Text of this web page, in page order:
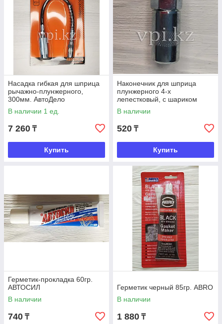
Насадка гибкая для шприца
рычажно-плунжерного,
300мм. АвтоДело
В наличии 1 ед.
7 260 ₸
Купить
Наконечник для шприца
плунжерного 4-х
лепестковый, с шариком
Automaster
В наличии
520 ₸
Купить
Герметик-прокладка 60гр.
АВТОСИЛ
В наличии
740 ₸
Герметик черный 85гр. АВRO
В наличии
1 880 ₸